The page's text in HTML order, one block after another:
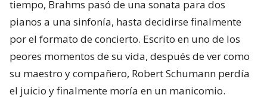
tiempo, Brahms pasó de una sonata para dos
pianos a una sinfonía, hasta decidirse finalmente
por el formato de concierto. Escrito en uno de los
peores momentos de su vida, después de ver como
su maestro y compañero, Robert Schumann perdía
el juicio y finalmente moría en un manicomio.